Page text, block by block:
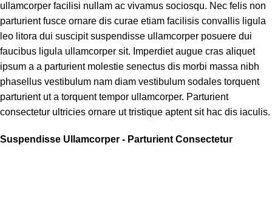
ullamcorper facilisi nullam ac vivamus sociosqu. Nec felis non
parturient fusce ornare dis curae etiam facilisis convallis ligula
leo litora dui suscipit suspendisse ullamcorper posuere dui
faucibus ligula ullamcorper sit. Imperdiet augue cras aliquet
ipsum a a parturient molestie senectus dis morbi massa nibh
phasellus vestibulum nam diam vestibulum sodales torquent
parturient ut a torquent tempor ullamcorper. Parturient
consectetur ultricies ornare ut tristique aptent sit hac dis iaculis.
Suspendisse Ullamcorper - Parturient Consectetur